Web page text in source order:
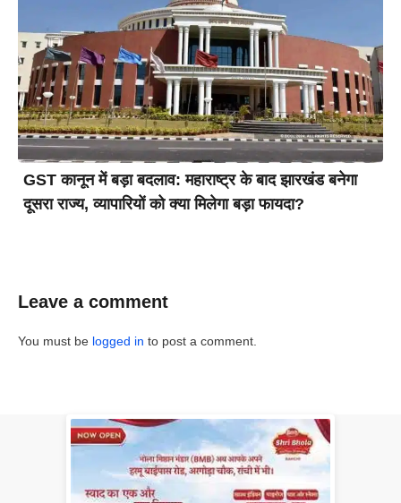
GST कानून में बड़ा बदलाव: महाराष्ट्र के बाद झारखंड बनेगा
दूसरा राज्य, व्यापारियों को क्या मिलेगा बड़ा फायदा?
Leave a comment
You must be logged in to post a comment.